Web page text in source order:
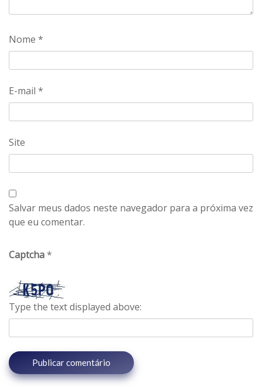
Nome *
E-mail *
Site
Salvar meus dados neste navegador para a próxima vez
que eu comentar.
Captcha*
Type the text displayed above: